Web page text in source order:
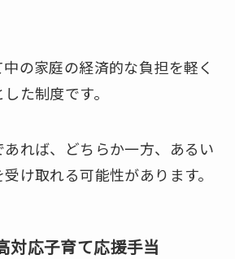
の家庭の経済的な負担を軽く
た制度です。
れば、どちらか一方、あるい
け取れる可能性があります。
対応子育て応援手当